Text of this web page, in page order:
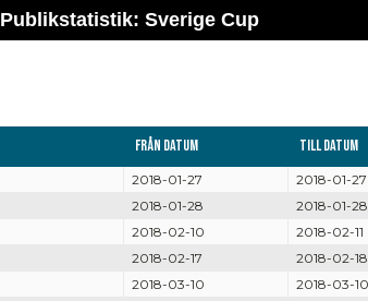
Publikstatistik: Sverige Cup
Från datum Till datum
2018-01-27 2018-01-27
2018-01-28 2018-01-28
2018-02-10
2018-02-11
2018-02-17 2018-02-18
2018-03-10 2018-03-10